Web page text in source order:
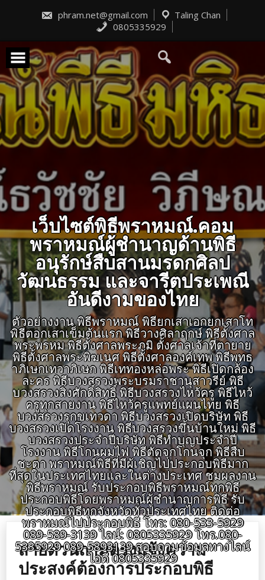
phram.net@gmail.com
Taling Chan
0805335929
เว็บไซต์พิธีพราหมณ์.คอม
พราหมณ์ผู้ชำนาญด้านพิธี
อนุรักษ์สืบสานมรดกศิลป
วัฒนธรรม และจารีตประเพณี
อันดีงามของไทย
ตัวอย่างงาน พิธีพราหมณ์ พิธียกเสาเอกยกเสาโท
พิธีตอกเสาเข็มต้นแรก พิธีวางศิลาฤกษ์ พิธีตั้งศาล
พระพรหม พิธีตั้งศาลพระภูมิ ตั้งศาลเจ้าที่ตายาย
พิธีตั้งศาลพระพิฆเนศ พิธีตั้งศาลองค์เทพ พิธีพุทธ
าภิเษกเทวาภิเษก พิธีเททองหล่อพระ พิธีเปิดกล้อง
ละคร พิธีบวงสรวงพระบรมราชานุสาวรีย์ พิธี
บวงสรวงสิ่งศักดิ์สิทธิ์ พิธีบวงสรวงไหว้ครู พิธีไหว้
ครูทุกสายงาน พิธีไหว้ครูแพทย์แผนไทย พิธี
บวงสรวงรุกขเทวดา พิธีบวงสรวงเปิดบริษัท พิธี
บวงสรวงเปิดโรงงาน พิธีบวงสรวงขึ้นบ้านใหม่ พิธี
บวงสรวงประจำปีบริษัท พิธีทำบุญประจำปี
โรงงาน พิธีโกนผมไฟ พิธีตัดจุกโกนจุก พิธีสืบ
ชะตา พราหมณ์พิธีที่มีผู้เชิญไปประกอบพิธีมาก
ที่สุดในประเทศไทยและในต่างประเทศ ชมผลงาน
พิธีพราหมณ์ รับประกอบพิธีพราหมณ์ทุกพิธี
ประกอบพิธีโดยพราหมณ์ผู้ชำนาญการพิธี รับ
ประกอบพิธีทุกจังหวัดทั่วประเทศไทย ติดต่อ
พราหมณ์ไปประกอบพิธี โทร: 080-533-5929
089-589-3139 ไลน์: 0805335929 โทร.080-
5335929 089-5893139 สอบถามข้อมูลทางไลน์
ไอดี 0805335929
สายด่วนถามตรงแจ้งความ
ประสงค์ต้องการประกอบพิธี